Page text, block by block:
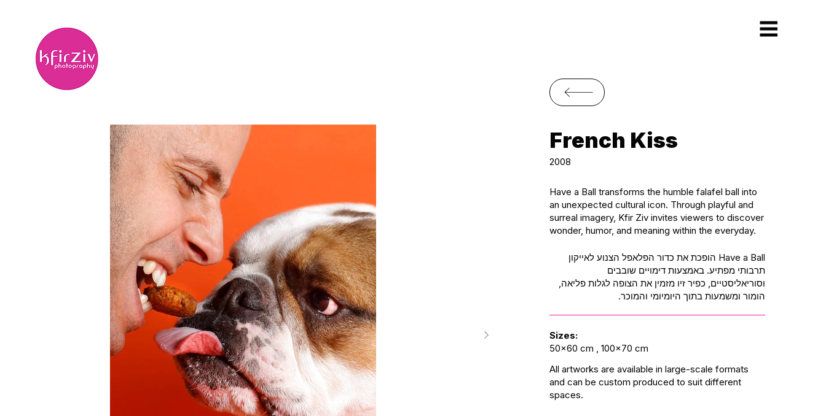
French Kiss
2008
Have a Ball transforms the humble falafel ball into
an unexpected cultural icon. Through playful and
surreal imagery, Kfir Ziv invites viewers to discover
wonder, humor, and meaning within the everyday.
Have a Ball הופכת את כדור הפלאפל הצנוע לאייקון
תרבותי מפתיע. באמצעות דימויים שובבים
וסוריאליסטיים, כפיר זיו מזמין את הצופה לגלות פליאה,
הומור ומשמעות בתוך היומיומי והמוכר.
Sizes:
50x60 cm , 100x70 cm
All artworks are available in large-scale formats
and can be custom produced to suit different
spaces.